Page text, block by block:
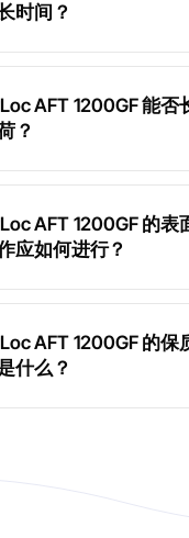
时间？
AFT 1200GF 能否
？
AFT 1200GF 的表
应如何进行？
AFT 1200GF 的保
什么？